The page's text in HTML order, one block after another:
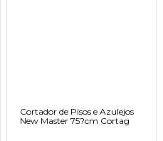
Cortador de Pisos e Azulejos
New Master 75?cm Cortag